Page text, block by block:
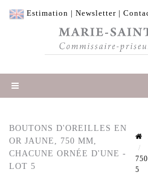
Estimation | Newsletter |
BOUTONS D'OREILLES EN
OR JAUNE, 750 MM,
CHACUNE ORNÉE D'UNE -
LOT 5
5